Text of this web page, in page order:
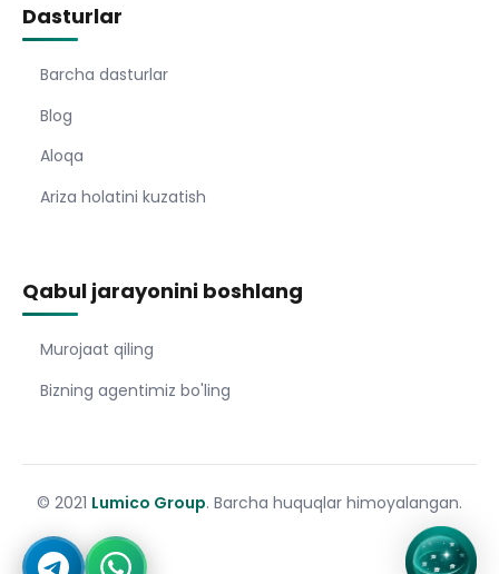
Dasturlar
Barcha dasturlar
Blog
Aloqa
Ariza holatini kuzatish
Qabul jarayonini boshlang
Murojaat qiling
Bizning agentimiz bo'ling
© 2021 Lumico Group. Barcha huquqlar himoyalangan.